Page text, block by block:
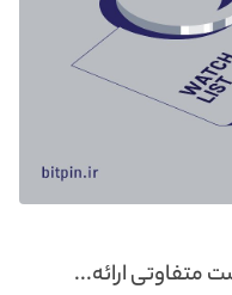
متفاوتی ارائه...